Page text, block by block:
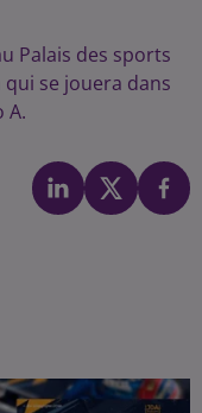
Palais des sports
se jouera dans
A.